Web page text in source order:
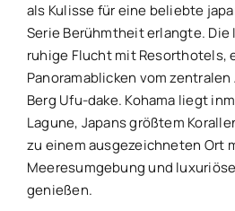
als Kulisse für eine beliebte
Serie Berühmtheit erlangte.
ruhige Flucht mit Resorthotels,
Panoramablicken vom
Berg Ufu-dake. Kohama liegt
Lagune, Japans größtem
zu einem ausgezeichneten Ort
Meeresumgebung und
genießen.